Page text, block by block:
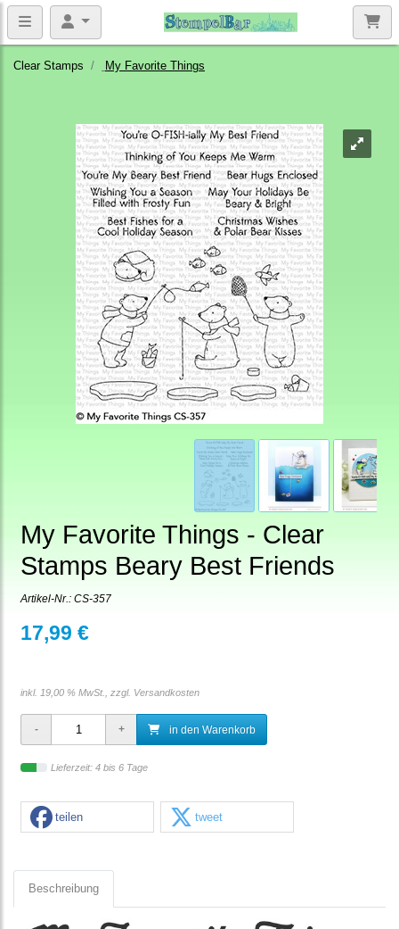
Clear Stamps My Favorite Things
My Favorite Things - Clear
Stamps Beary Best Friends
Artikel-Nr.: CS-357
17,99 €
inkl. 19,00 % MwSt., zzgl. Versandkosten
in den Warenkorb
Lieferzeit: 4 bis 6 Tage
teilen tweet
Beschreibung